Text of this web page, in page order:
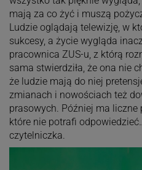
mają za co żyć i muszą
Ludzie oglądają telewizję, w
sukcesy, a życie wygląda
pracownica ZUS-u, z którą
sama stwierdziła, że ona nie
że ludzie mają do niej
zmianach i nowościach też
prasowych. Później ma liczne
które nie potrafi
czytelniczka.